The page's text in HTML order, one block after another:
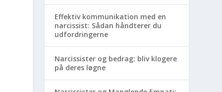
Effektiv kommunikation med en
narcissist: Sådan håndterer du
udfordringerne
Narcissister og bedrag: bliv klogere
på deres løgne